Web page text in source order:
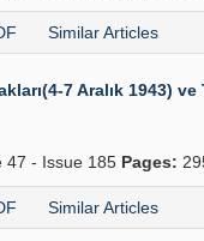
Similar Articles
7 Aralık 1943)
47 - Issue 185 Pages:
Similar Articles